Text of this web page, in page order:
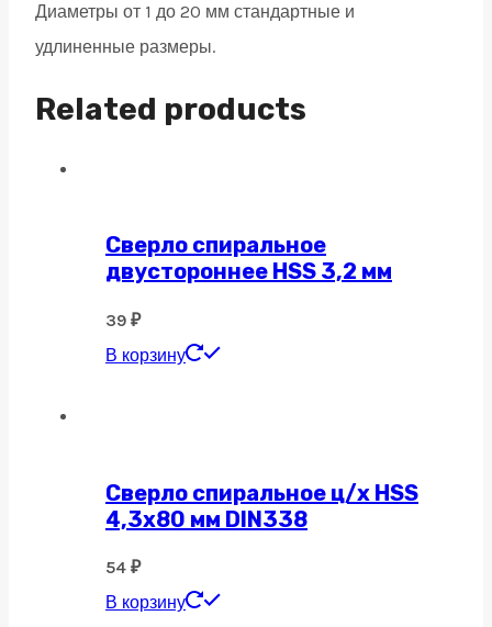
quantity
Диаметры от 1 до 20 мм стандартные и
удлиненные размеры.
Related products
Сверло спиральное
двустороннее HSS 3,2 мм
39 ₽
В корзину
Сверло спиральное ц/х HSS
4,3х80 мм DIN338
54 ₽
В корзину